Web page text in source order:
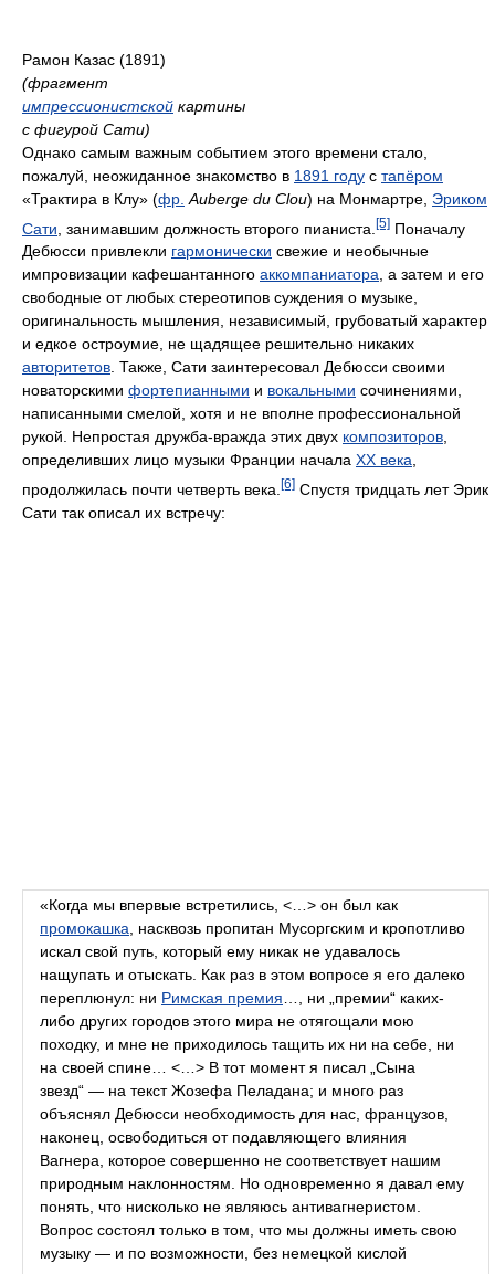
Рамон Казас (1891)
(фрагмент
импрессионистской картины
с фигурой Сати)
Однако самым важным событием этого времени стало,
пожалуй, неожиданное знакомство в 1891 году с тапёром
«Трактира в Клу» (фр. Auberge du Clou) на Монмартре, Эриком
Сати , занимавшим должность второго пианиста. [5] Поначалу
Дебюсси привлекли гармонически свежие и необычные
импровизации кафешантанного аккомпаниатора, а затем и его
свободные от любых стереотипов суждения о музыке,
оригинальность мышления, независимый, грубоватый характер
и едкое остроумие, не щадящее решительно никаких
авторитетов. Также, Сати заинтересовал Дебюсси своими
новаторскими фортепианными и вокальными сочинениями,
написанными смелой, хотя и не вполне профессиональной
рукой. Непростая дружба-вражда этих двух композиторов,
определивших лицо музыки Франции начала XX века,
продолжилась почти четверть века. [6] Спустя тридцать лет Эрик
Сати так описал их встречу:
«Когда мы впервые встретились, <…> он был как
промокашка , насквозь пропитан Мусоргским и кропотливо
искал свой путь, который ему никак не удавалось
нащупать и отыскать. Как раз в этом вопросе я его далеко
переплюнул: ни Римская премия …, ни „премии“ каких-
либо других городов этого мира не отягощали мою
походку, и мне не приходилось тащить их ни на себе, ни
на своей спине… <…> В тот момент я писал „Сына
звезд“ — на текст Жозефа Пеладана; и много раз
объяснял Дебюсси необходимость для нас, французов,
наконец, освободиться от подавляющего влияния
Вагнера, которое совершенно не соответствует нашим
природным наклонностям. Но одновременно я давал ему
понять, что нисколько не являюсь антивагнеристом.
Вопрос состоял только в том, что мы должны иметь свою
музыку — и по возможности, без немецкой кислой